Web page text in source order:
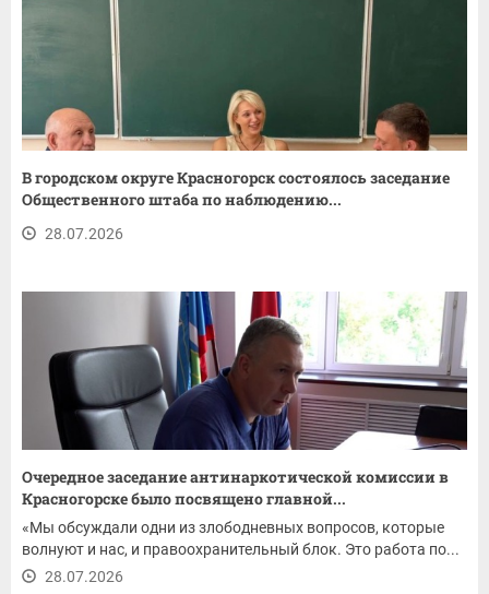
В городском округе Красногорск состоялось заседание
Общественного штаба по наблюдению...
28.07.2026
Очередное заседание антинаркотической комиссии в
Красногорске было посвящено главной...
«Мы обсуждали одни из злободневных вопросов, которые
волнуют и нас, и правоохранительный блок. Это работа по...
28.07.2026